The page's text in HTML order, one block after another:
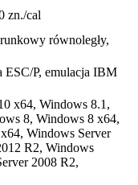
zn./cal
równoległy,
P, emulacja IBM
x64, Windows 8.1,
8, Windows 8 x64,
Windows Server
R2, Windows
2008 R2,